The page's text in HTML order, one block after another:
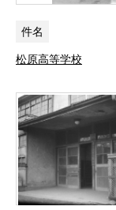
件名
松原高等学校